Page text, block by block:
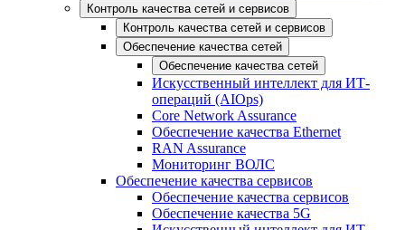
Контроль качества сетей и сервисов
Контроль качества сетей и сервисов
Обеспечение качества сетей
Обеспечение качества сетей
Искусственный интеллект для ИТ-
операций (AIOps)
Core Network Assurance
Обеспечение качества Ethernet
RAN Assurance
Мониторинг ВОЛС
Обеспечение качества сервисов
Обеспечение качества сервисов
Обеспечение качества 5G